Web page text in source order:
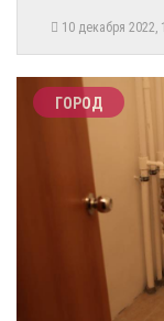
10 декабря 2022,
ГОРОД